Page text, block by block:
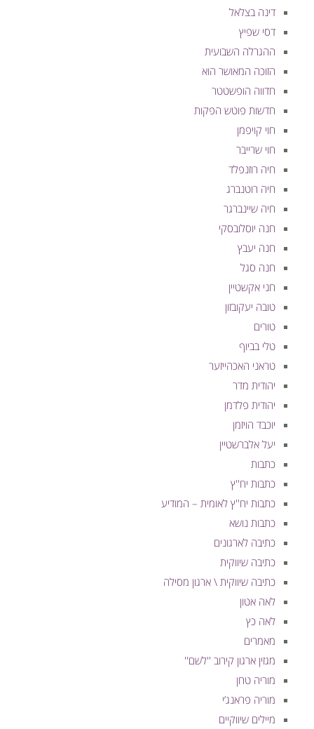
דינה בצלאל
דסי שפיץ
ההגרלה השבועית
הזוכה המאושר הוא
חדווה הופשטטר
חדשות פוטש הפקות
חוי קויפמן
חוי שרייבר
חיה רוזנפלד
חיה רוטנברג
חיה שיינברגר
חנה יוסלובסקי
חנה יעבץ
חנה סגל
חני אקשטיין
טובה יעקובזון
טורים
טלי בביוף
טראני האכהייזער
יהודית מדר
יהודית פלדמן
יוכבד הויזמן
יעל אלברשטיין
כתבות
כתבות יח''ץ
כתבות יח''ץ לאומית – המודיע
כתבות נושא
כתיבה לארגונים
כתיבה שיווקית
כתיבה שיווקית \ ארגון מסילה
לאה אטון
לאה כץ
מאמרים
מגזין ארגון קירוב ''לשם''
מוריה טחן
מוריה פראנג’י
מיילים שיווקיים